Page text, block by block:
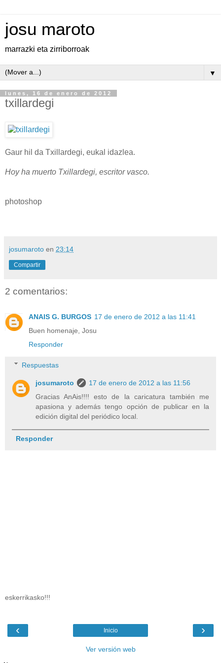
josu maroto
marrazki eta zirriborroak
▼
lunes, 16 de enero de 2012
txillardegi
Gaur hil da Txillardegi, eukal idazlea.
Hoy ha muerto Txillardegi, escritor vasco.
photoshop
josumaroto en 23:14
Compartir
2 comentarios:
ANAIS G. BURGOS 17 de enero de 2012 a las 11:41
Buen homenaje, Josu
Responder
Respuestas
josumaroto
17 de enero de 2012 a las 11:56
Gracias AnAis!!!! esto de la caricatura también me
apasiona y además tengo opción de publicar en la
edición digital del periódico local.
Responder
eskerrikasko!!!
‹ ›
Inicio
Ver versión web